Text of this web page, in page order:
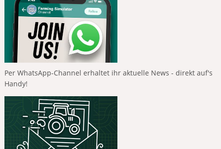
Per WhatsApp-Channel erhaltet ihr aktuelle News - direkt auf's
Handy!